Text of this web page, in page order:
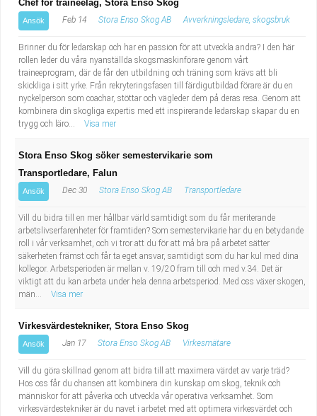
Chef för traineelag, Stora Enso Skog
Ansök Feb 14 Stora Enso Skog AB Avverkningsledare, skogsbruk
Brinner du för ledarskap och har en passion för att utveckla andra? I den här
rollen leder du våra nyanställda skogsmaskinförare genom vårt
traineeprogram, där de får den utbildning och träning som krävs att bli
skickliga i sitt yrke. Från rekryteringsfasen till färdigutbildad förare är du en
nyckelperson som coachar, stöttar och vägleder dem på deras resa. Genom att
kombinera din skogliga expertis med ett inspirerande ledarskap skapar du en
trygg och läro...
Visa mer
Stora Enso Skog söker semestervikarie som
Transportledare, Falun
Ansök Dec 30 Stora Enso Skog AB Transportledare
Vill du bidra till en mer hållbar värld samtidigt som du får meriterande
arbetslivserfarenheter för framtiden? Som semestervikarie har du en betydande
roll i vår verksamhet, och vi tror att du för att må bra på arbetet sätter
säkerheten främst och får ta eget ansvar, samtidigt som du har kul med dina
kollegor. Arbetsperioden är mellan v. 19/20 fram till och med v.34. Det är
viktigt att du kan arbeta under hela denna arbetsperiod. Med oss växer skogen,
män...
Visa mer
Virkesvärdestekniker, Stora Enso Skog
Ansök Jan 17 Stora Enso Skog AB Virkesmätare
Vill du göra skillnad genom att bidra till att maximera värdet av varje träd?
Hos oss får du chansen att kombinera din kunskap om skog, teknik och
människor för att påverka och utveckla vår operativa verksamhet. Som
virkesvärdestekniker är du navet i arbetet med att optimera virkesvärdet och